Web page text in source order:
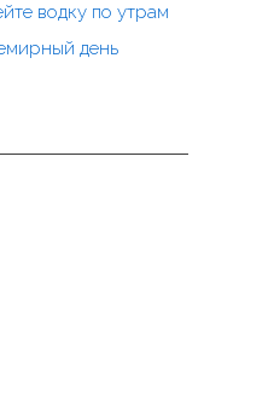
водку по утрам
день